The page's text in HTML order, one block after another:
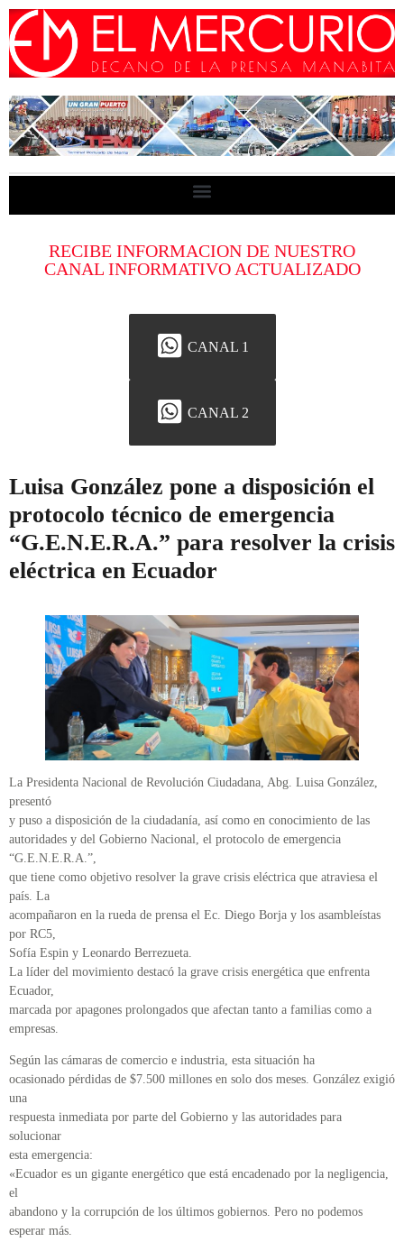
RECIBE INFORMACION DE NUESTRO
CANAL INFORMATIVO ACTUALIZADO
CANAL 1
CANAL 2
Luisa González pone a disposición el
protocolo técnico de emergencia
“G.E.N.E.R.A.” para resolver la crisis
eléctrica en Ecuador
La Presidenta Nacional de Revolución Ciudadana, Abg. Luisa González,
presentó
y puso a disposición de la ciudadanía, así como en conocimiento de las
autoridades y del Gobierno Nacional, el protocolo de emergencia
“G.E.N.E.R.A.”,
que tiene como objetivo resolver la grave crisis eléctrica que atraviesa el
país. La
acompañaron en la rueda de prensa el Ec. Diego Borja y los asambleístas
por RC5,
Sofía Espin y Leonardo Berrezueta.
La líder del movimiento destacó la grave crisis energética que enfrenta
Ecuador,
marcada por apagones prolongados que afectan tanto a familias como a
empresas.
Según las cámaras de comercio e industria, esta situación ha
ocasionado pérdidas de $7.500 millones en solo dos meses. González exigió
una
respuesta inmediata por parte del Gobierno y las autoridades para
solucionar
esta emergencia:
«Ecuador es un gigante energético que está encadenado por la negligencia,
el
abandono y la corrupción de los últimos gobiernos. Pero no podemos
esperar más.